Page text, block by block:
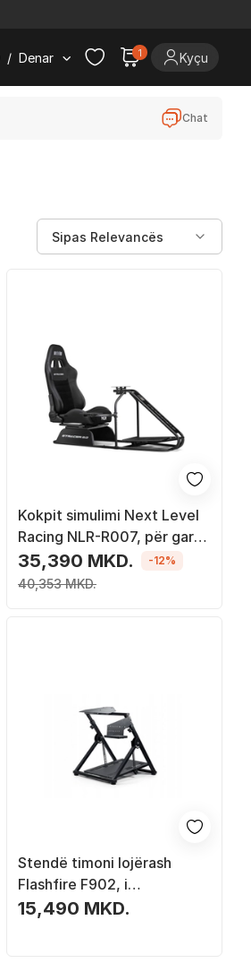
/ Denar 1 Kyçu
Chat
Kokpit simulimi Next Level
Racing NLR-R007, për gara
dhe fluturim, i zi
35,390 MKD.
40,353 MKD.
-12%
Stendë timoni lojërash
Flashfire F902, i
rregullueshëm, strukturë
15,490 MKD.